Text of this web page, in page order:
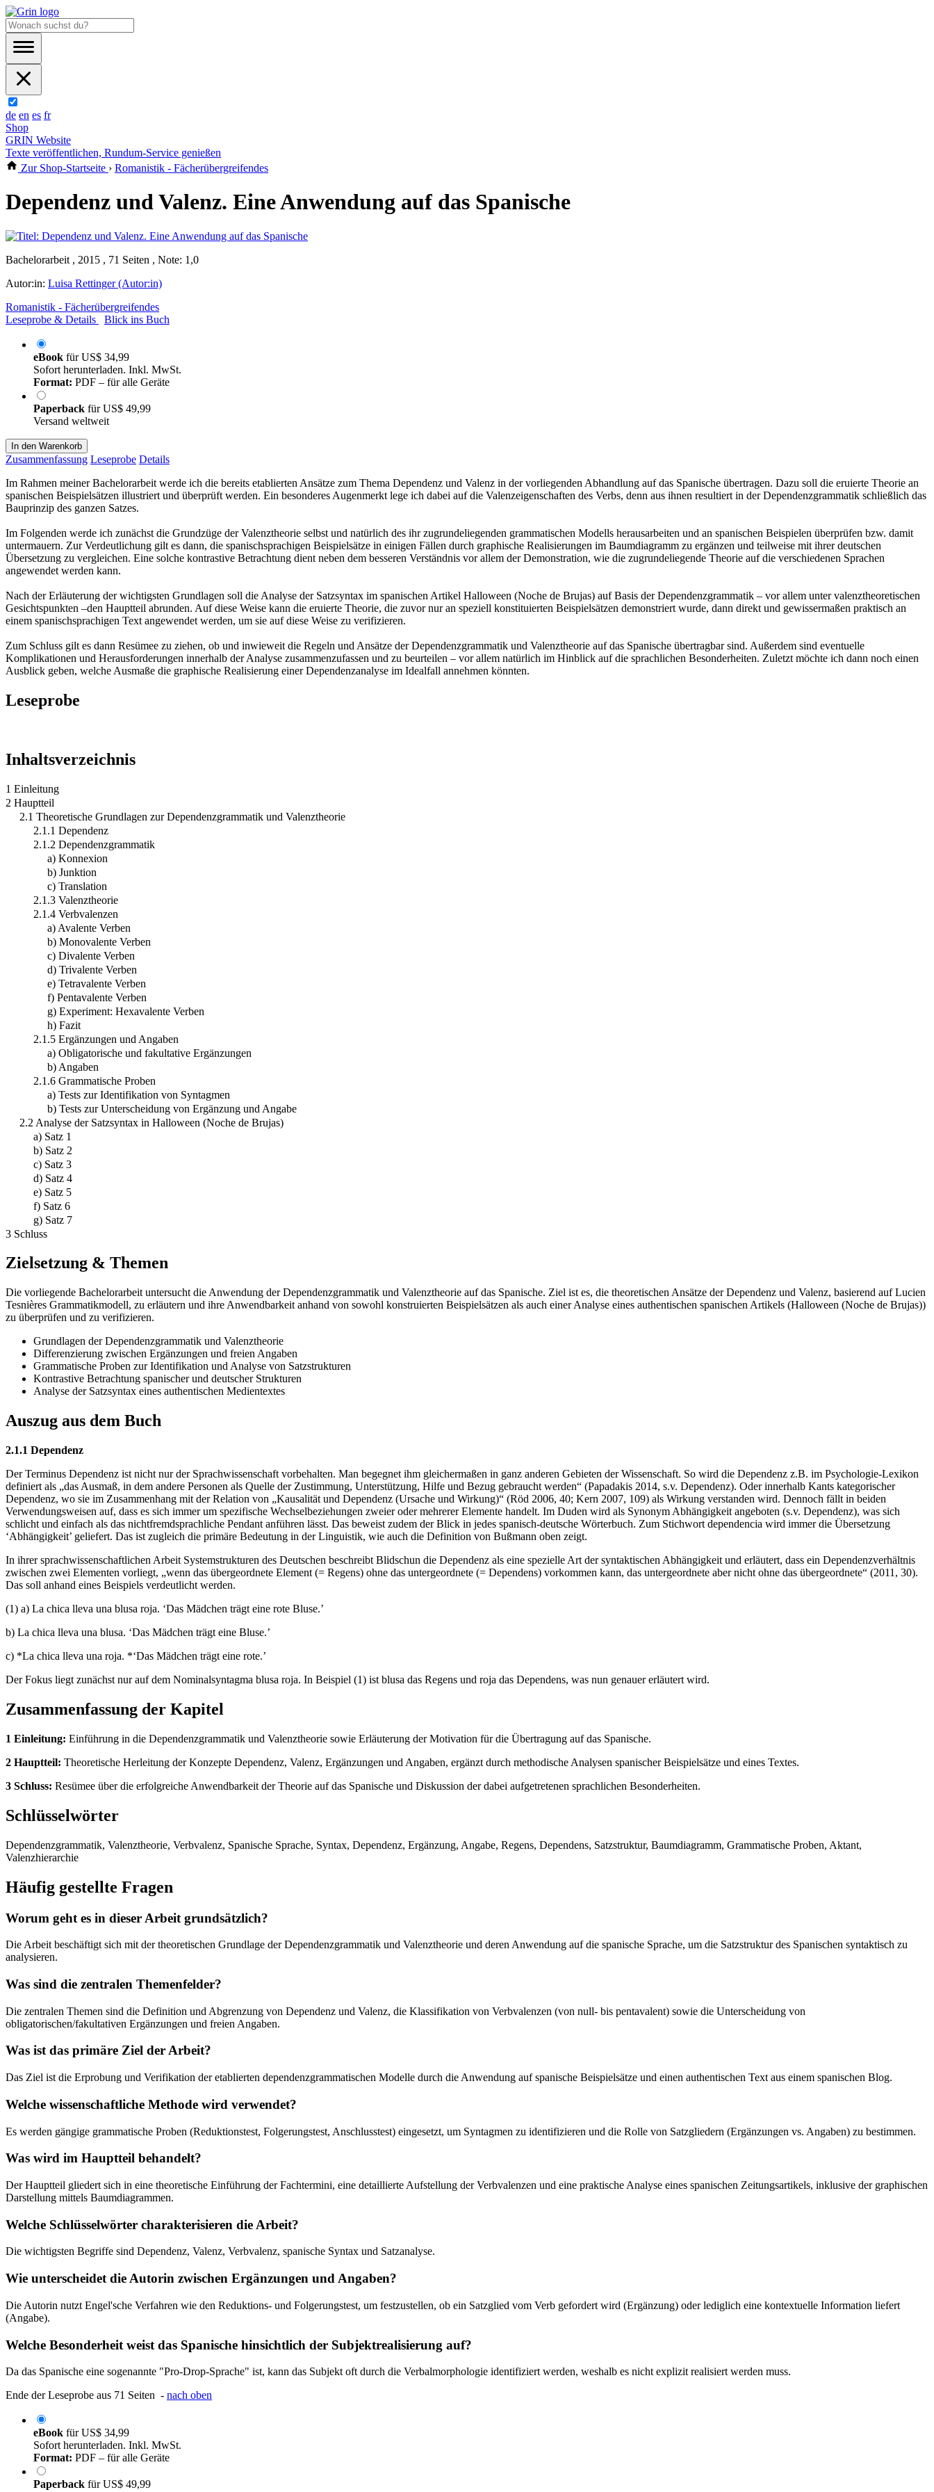
de en es fr
Shop
GRIN Website
Texte veröffentlichen, Rundum-Service genießen
Zur Shop-Startseite › Romanistik - Fächerübergreifendes
Dependenz und Valenz. Eine Anwendung auf das Spanische
Bachelorarbeit , 2015 , 71 Seiten , Note: 1,0
Autor:in: Luisa Rettinger (Autor:in)
Romanistik - Fächerübergreifendes
Leseprobe & Details
Blick ins Buch
eBook fürUS$ 34,99
Sofort herunterladen. Inkl. MwSt.
Format: PDF – für alle Geräte
Paperback fürUS$ 49,99
Versand weltweit
In den Warenkorb
Zusammenfassung Leseprobe Details
Im Rahmen meiner Bachelorarbeit werde ich die bereits etablierten Ansätze zum Thema Dependenz und Valenz in der vorliegenden Abhandlung auf das Spanische übertragen. Dazu soll die eruierte Theorie an
spanischen Beispielsätzen illustriert und überprüft werden. Ein besonderes Augenmerkt lege ich dabei auf die Valenzeigenschaften des Verbs, denn aus ihnen resultiert in der Dependenzgrammatik schließlich das
Bauprinzip des ganzen Satzes.
Im Folgenden werde ich zunächst die Grundzüge der Valenztheorie selbst und natürlich des ihr zugrundeliegenden grammatischen Modells herausarbeiten und an spanischen Beispielen überprüfen bzw. damit
untermauern. Zur Verdeutlichung gilt es dann, die spanischsprachigen Beispielsätze in einigen Fällen durch graphische Realisierungen im Baumdiagramm zu ergänzen und teilweise mit ihrer deutschen
Übersetzung zu vergleichen. Eine solche kontrastive Betrachtung dient neben dem besseren Verständnis vor allem der Demonstration, wie die zugrundeliegende Theorie auf die verschiedenen Sprachen
angewendet werden kann.
Nach der Erläuterung der wichtigsten Grundlagen soll die Analyse der Satzsyntax im spanischen Artikel Halloween (Noche de Brujas) auf Basis der Dependenzgrammatik – vor allem unter valenztheoretischen
Gesichtspunkten –den Hauptteil abrunden. Auf diese Weise kann die eruierte Theorie, die zuvor nur an speziell konstituierten Beispielsätzen demonstriert wurde, dann direkt und gewissermaßen praktisch an
einem spanischsprachigen Text angewendet werden, um sie auf diese Weise zu verifizieren.
Zum Schluss gilt es dann Resümee zu ziehen, ob und inwieweit die Regeln und Ansätze der Dependenzgrammatik und Valenztheorie auf das Spanische übertragbar sind. Außerdem sind eventuelle
Komplikationen und Herausforderungen innerhalb der Analyse zusammenzufassen und zu beurteilen – vor allem natürlich im Hinblick auf die sprachlichen Besonderheiten. Zuletzt möchte ich dann noch einen
Ausblick geben, welche Ausmaße die graphische Realisierung einer Dependenzanalyse im Idealfall annehmen könnten.
Leseprobe
Inhaltsverzeichnis
1 Einleitung
2 Hauptteil
2.1 Theoretische Grundlagen zur Dependenzgrammatik und Valenztheorie
2.1.1 Dependenz
2.1.2 Dependenzgrammatik
a) Konnexion
b) Junktion
c) Translation
2.1.3 Valenztheorie
2.1.4 Verbvalenzen
a) Avalente Verben
b) Monovalente Verben
c) Divalente Verben
d) Trivalente Verben
e) Tetravalente Verben
f) Pentavalente Verben
g) Experiment: Hexavalente Verben
h) Fazit
2.1.5 Ergänzungen und Angaben
a) Obligatorische und fakultative Ergänzungen
b) Angaben
2.1.6 Grammatische Proben
a) Tests zur Identifikation von Syntagmen
b) Tests zur Unterscheidung von Ergänzung und Angabe
2.2 Analyse der Satzsyntax in Halloween (Noche de Brujas)
a) Satz 1
b) Satz 2
c) Satz 3
d) Satz 4
e) Satz 5
f) Satz 6
g) Satz 7
3 Schluss
Zielsetzung & Themen
Die vorliegende Bachelorarbeit untersucht die Anwendung der Dependenzgrammatik und Valenztheorie auf das Spanische. Ziel ist es, die theoretischen Ansätze der Dependenz und Valenz, basierend auf Lucien
Tesnières Grammatikmodell, zu erläutern und ihre Anwendbarkeit anhand von sowohl konstruierten Beispielsätzen als auch einer Analyse eines authentischen spanischen Artikels (Halloween (Noche de Brujas))
zu überprüfen und zu verifizieren.
Grundlagen der Dependenzgrammatik und Valenztheorie
Differenzierung zwischen Ergänzungen und freien Angaben
Grammatische Proben zur Identifikation und Analyse von Satzstrukturen
Kontrastive Betrachtung spanischer und deutscher Strukturen
Analyse der Satzsyntax eines authentischen Medientextes
Auszug aus dem Buch
2.1.1 Dependenz
Der Terminus Dependenz ist nicht nur der Sprachwissenschaft vorbehalten. Man begegnet ihm gleichermaßen in ganz anderen Gebieten der Wissenschaft. So wird die Dependenz z.B. im Psychologie-Lexikon
definiert als „das Ausmaß, in dem andere Personen als Quelle der Zustimmung, Unterstützung, Hilfe und Bezug gebraucht werden“ (Papadakis 2014, s.v. Dependenz). Oder innerhalb Kants kategorischer
Dependenz, wo sie im Zusammenhang mit der Relation von „Kausalität und Dependenz (Ursache und Wirkung)“ (Röd 2006, 40; Kern 2007, 109) als Wirkung verstanden wird. Dennoch fällt in beiden
Verwendungsweisen auf, dass es sich immer um spezifische Wechselbeziehungen zweier oder mehrerer Elemente handelt. Im Duden wird als Synonym Abhängigkeit angeboten (s.v. Dependenz), was sich
schlicht und einfach als das nichtfremdsprachliche Pendant anführen lässt. Das beweist zudem der Blick in jedes spanisch-deutsche Wörterbuch. Zum Stichwort dependencia wird immer die Übersetzung
‘Abhängigkeit’ geliefert. Das ist zugleich die primäre Bedeutung in der Linguistik, wie auch die Definition von Bußmann oben zeigt.
In ihrer sprachwissenschaftlichen Arbeit Systemstrukturen des Deutschen beschreibt Blidschun die Dependenz als eine spezielle Art der syntaktischen Abhängigkeit und erläutert, dass ein Dependenzverhältnis
zwischen zwei Elementen vorliegt, „wenn das übergeordnete Element (= Regens) ohne das untergeordnete (= Dependens) vorkommen kann, das untergeordnete aber nicht ohne das übergeordnete“ (2011, 30).
Das soll anhand eines Beispiels verdeutlicht werden.
(1) a) La chica lleva una blusa roja. ‘Das Mädchen trägt eine rote Bluse.’
b) La chica lleva una blusa. ‘Das Mädchen trägt eine Bluse.’
c) *La chica lleva una roja. *‘Das Mädchen trägt eine rote.’
Der Fokus liegt zunächst nur auf dem Nominalsyntagma blusa roja. In Beispiel (1) ist blusa das Regens und roja das Dependens, was nun genauer erläutert wird.
Zusammenfassung der Kapitel
1 Einleitung: Einführung in die Dependenzgrammatik und Valenztheorie sowie Erläuterung der Motivation für die Übertragung auf das Spanische.
2 Hauptteil: Theoretische Herleitung der Konzepte Dependenz, Valenz, Ergänzungen und Angaben, ergänzt durch methodische Analysen spanischer Beispielsätze und eines Textes.
3 Schluss: Resümee über die erfolgreiche Anwendbarkeit der Theorie auf das Spanische und Diskussion der dabei aufgetretenen sprachlichen Besonderheiten.
Schlüsselwörter
Dependenzgrammatik, Valenztheorie, Verbvalenz, Spanische Sprache, Syntax, Dependenz, Ergänzung, Angabe, Regens, Dependens, Satzstruktur, Baumdiagramm, Grammatische Proben, Aktant,
Valenzhierarchie
Häufig gestellte Fragen
Worum geht es in dieser Arbeit grundsätzlich?
Die Arbeit beschäftigt sich mit der theoretischen Grundlage der Dependenzgrammatik und Valenztheorie und deren Anwendung auf die spanische Sprache, um die Satzstruktur des Spanischen syntaktisch zu
analysieren.
Was sind die zentralen Themenfelder?
Die zentralen Themen sind die Definition und Abgrenzung von Dependenz und Valenz, die Klassifikation von Verbvalenzen (von null- bis pentavalent) sowie die Unterscheidung von
obligatorischen/fakultativen Ergänzungen und freien Angaben.
Was ist das primäre Ziel der Arbeit?
Das Ziel ist die Erprobung und Verifikation der etablierten dependenzgrammatischen Modelle durch die Anwendung auf spanische Beispielsätze und einen authentischen Text aus einem spanischen Blog.
Welche wissenschaftliche Methode wird verwendet?
Es werden gängige grammatische Proben (Reduktionstest, Folgerungstest, Anschlusstest) eingesetzt, um Syntagmen zu identifizieren und die Rolle von Satzgliedern (Ergänzungen vs. Angaben) zu bestimmen.
Was wird im Hauptteil behandelt?
Der Hauptteil gliedert sich in eine theoretische Einführung der Fachtermini, eine detaillierte Aufstellung der Verbvalenzen und eine praktische Analyse eines spanischen Zeitungsartikels, inklusive der graphischen
Darstellung mittels Baumdiagrammen.
Welche Schlüsselwörter charakterisieren die Arbeit?
Die wichtigsten Begriffe sind Dependenz, Valenz, Verbvalenz, spanische Syntax und Satzanalyse.
Wie unterscheidet die Autorin zwischen Ergänzungen und Angaben?
Die Autorin nutzt Engel'sche Verfahren wie den Reduktions- und Folgerungstest, um festzustellen, ob ein Satzglied vom Verb gefordert wird (Ergänzung) oder lediglich eine kontextuelle Information liefert
(Angabe).
Welche Besonderheit weist das Spanische hinsichtlich der Subjektrealisierung auf?
Da das Spanische eine sogenannte "Pro-Drop-Sprache" ist, kann das Subjekt oft durch die Verbalmorphologie identifiziert werden, weshalb es nicht explizit realisiert werden muss.
Ende der Leseprobe aus 71 Seiten - nach oben
eBook fürUS$ 34,99
Sofort herunterladen. Inkl. MwSt.
Format: PDF – für alle Geräte
Paperback fürUS$ 49,99